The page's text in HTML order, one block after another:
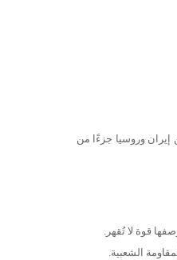
كل من إيران وروسيا جزءًا من
قوة لا تُقهر.
الشعبية.